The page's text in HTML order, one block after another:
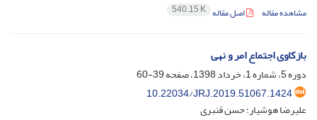
مشاهده مقاله اصل مقاله 540.15 K
بازکاوی اجتماع امر و نهی
دوره 5، شماره 1، خرداد 1398، صفحه
39-60
10.22034/JRJ.2019.51067.1424
علیرضا هوشیار؛ حسن قنبری